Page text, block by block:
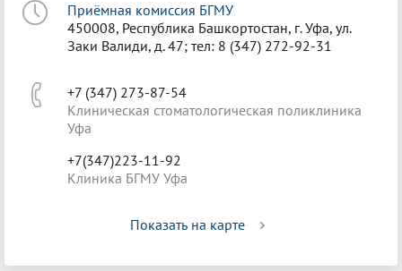
Приёмная комиссия БГМУ
450008, Республика Башкортостан, г. Уфа, ул.
Заки Валиди, д. 47; тел: 8 (347) 272-92-31
+7 (347) 273-87-54
Клиническая стоматологическая поликлиника
Уфа
+7(347)223-11-92
Клиника БГМУ Уфа
Показать на карте